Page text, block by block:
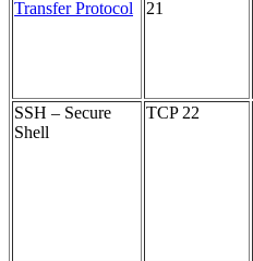
Transfer Protocol
21
SSH – Secure
Shell
TCP 22